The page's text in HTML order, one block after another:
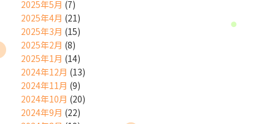
2025年5月 (7)
2025年4月 (21)
2025年3月 (15)
2025年2月 (8)
2025年1月 (14)
2024年12月 (13)
2024年11月 (9)
2024年10月 (20)
2024年9月 (22)